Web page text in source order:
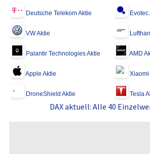
Deutsche Telekom Aktie Evotec
VW Aktie
Palantir Technologies Aktie AMD
Apple Aktie Xiaomi
DroneShield Aktie Tesla
DAX aktuell: Alle 40